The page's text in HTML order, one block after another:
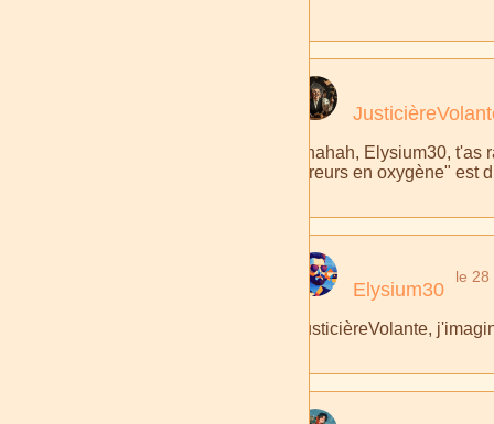
Ahahah, Elysium30,
erreurs en oxygène" est
Elysium30
le 28
JusticièreVolante,